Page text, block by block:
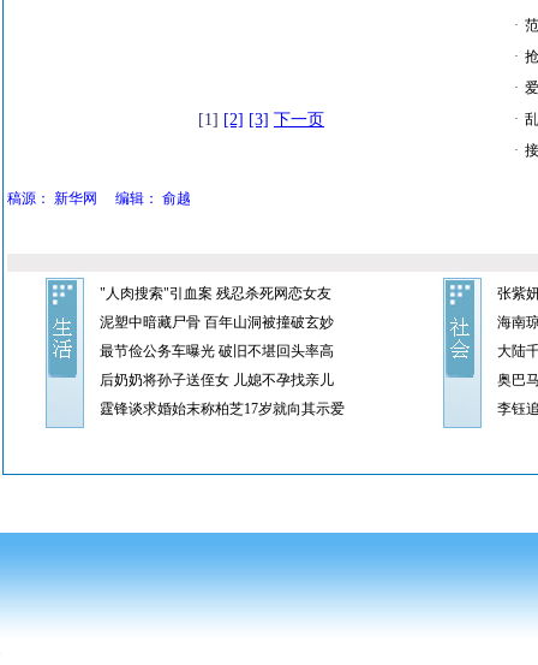
[1] [2] [3] 下一页
·
·
·
·
·
稿源： 新华网 编辑： 俞越
"人肉搜索"引血案 残忍杀死网恋女友
泥塑中暗藏尸骨 百年山洞被撞破玄妙
最节俭公务车曝光 破旧不堪回头率高
后奶奶将孙子送侄女 儿媳不孕找亲儿
霆锋谈求婚始末称柏芝17岁就向其示爱
张紫
海南
大陆
奥巴
李钰